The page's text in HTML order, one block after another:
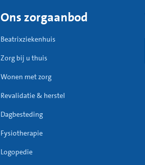
Ons zorgaanbod
Beatrixziekenhuis
Zorg bij u thuis
Wonen met zorg
Revalidatie & herstel
Dagbesteding
Fysiotherapie
Logopedie